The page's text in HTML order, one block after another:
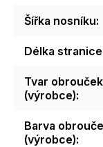
Šířka nosníku:
Délka stranice
Tvar obrouček
(výrobce):
Barva
(výrobce):